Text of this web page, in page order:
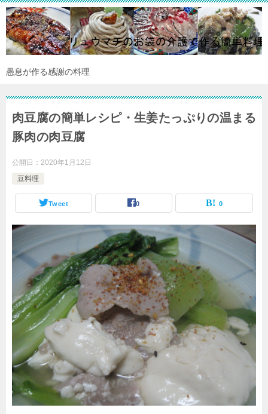
愚息が作る感謝の料理
肉豆腐の簡単レシピ・生姜たっぷりの温まる
豚肉の肉豆腐
公開日： 2020年1月12日
豆料理
Tweet 0 0